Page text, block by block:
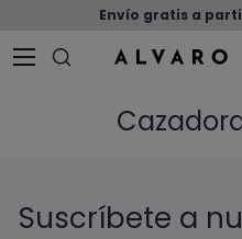
Envío gratis a
Suscríbete a